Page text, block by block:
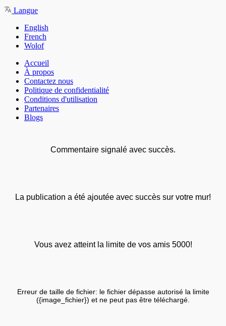
Langue
English
French
Wolof
Accueil
À propos
Contactez nous
Politique de confidentialité
Conditions d'utilisation
Partenaires
Blogs
Commentaire signalé avec succès.
La publication a été ajoutée avec succès sur votre mur!
Vous avez atteint la limite de vos amis 5000!
Erreur de taille de fichier: le fichier dépasse autorisé la limite
({image_fichier}) et ne peut pas être téléchargé.